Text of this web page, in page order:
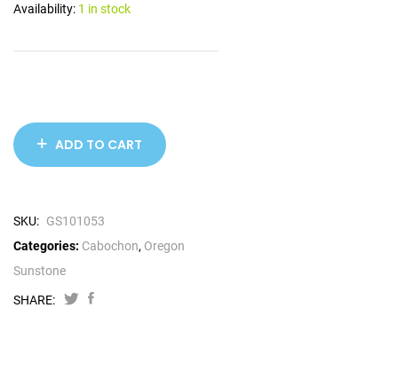
Availability: 1 in stock
ADD TO CART
SKU: GS101053
Categories: Cabochon, Oregon
Sunstone
SHARE: